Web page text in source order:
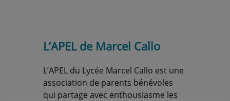
L’APEL de Marcel Callo
L’APEL du Lycée Marcel Callo est une
association de parents bénévoles
qui partage avec enthousiasme les